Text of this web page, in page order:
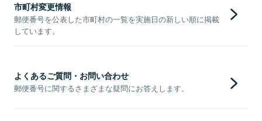
市町村変更情報
郵便番号を公表した市町村の一覧を実施日の新しい順に掲載
しています。
よくあるご質問・お問い合わせ
郵便番号に関するさまざまな疑問にお答えします。